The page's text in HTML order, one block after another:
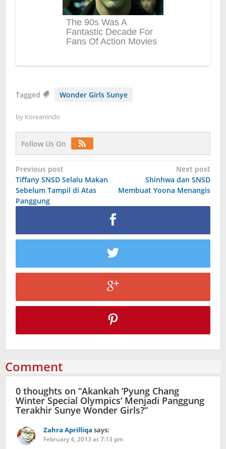
Tagged Wonder Girls Sunye
by Koreanindo
Follow Us On
Post
navigation
Previous post
Tiffany SNSD Selalu Makan
Sebelum Tampil di Atas
Panggung
Next post
Shinhwa dan SNSD
Membuat Yoona Menangis
Comment
0 thoughts on “Akankah ‘Pyung Chang
Winter Special Olympics’ Menjadi Panggung
Terakhir Sunye Wonder Girls?”
Zahra Aprilliqa says:
February 4, 2013 at 7:13 pm